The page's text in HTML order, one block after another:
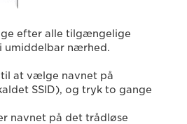
efter alle tilgængelige
umiddelbar nærhed.
at vælge navnet på
SSID), og tryk to gange
navnet på det trådløse